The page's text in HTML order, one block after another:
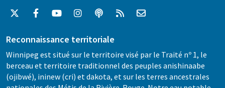
Reconnaissance territoriale
Winnipeg est situé sur le territoire visé par le Traité nº 1, le
berceau et territoire traditionnel des peuples anishinaabe
(ojibwé), ininew (cri) et dakota, et sur les terres ancestrales